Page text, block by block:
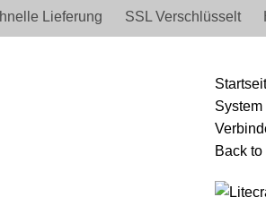
Lieferung SSL Verschlüsselt
System
Back